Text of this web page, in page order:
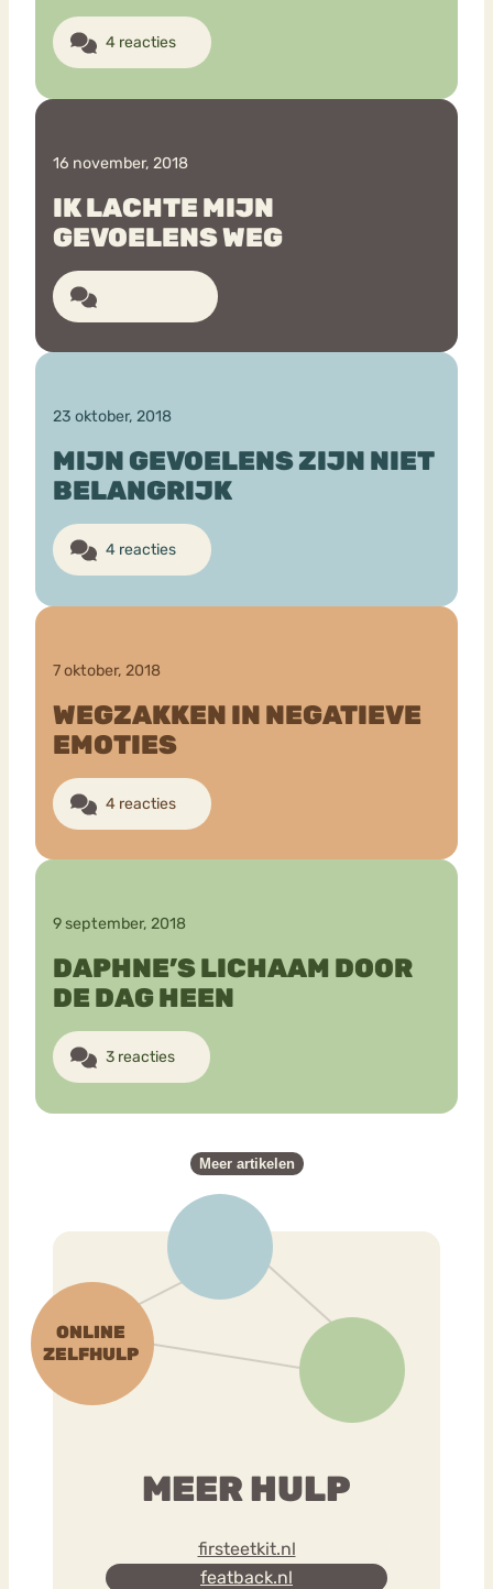
4 reacties
16 november, 2018
IK LACHTE MIJN
GEVOELENS WEG
23 oktober, 2018
MIJN GEVOELENS ZIJN NIET
BELANGRIJK
4 reacties
7 oktober, 2018
WEGZAKKEN IN NEGATIEVE
EMOTIES
4 reacties
9 september, 2018
DAPHNE’S LICHAAM DOOR
DE DAG HEEN
3 reacties
Meer artikelen
MEER HULP
firsteetkit.nl
featback.nl